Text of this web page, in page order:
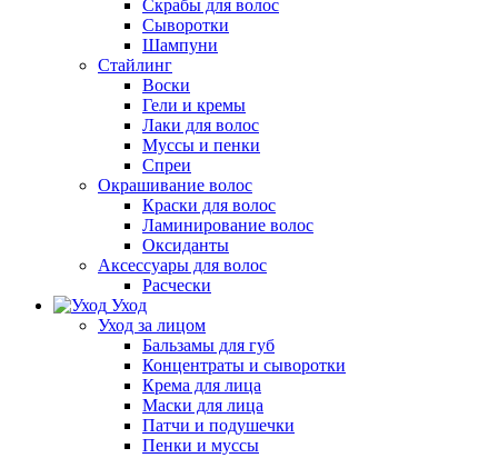
Скрабы для волос
Сыворотки
Шампуни
Стайлинг
Воски
Гели и кремы
Лаки для волос
Муссы и пенки
Спреи
Окрашивание волос
Краски для волос
Ламинирование волос
Оксиданты
Аксессуары для волос
Расчески
Уход
Уход за лицом
Бальзамы для губ
Концентраты и сыворотки
Крема для лица
Маски для лица
Патчи и подушечки
Пенки и муссы